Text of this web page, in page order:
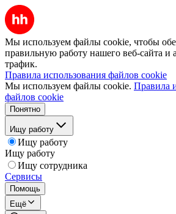
Мы используем файлы cookie, чтобы
правильную работу нашего веб-сайта и
трафик.
Правила использования файлов cookie
Мы используем файлы cookie. Правила
файлов cookie
Понятно
Ищу работу
Ищу работу
Ищу работу
Ищу сотрудника
Сервисы
Помощь
Ещё